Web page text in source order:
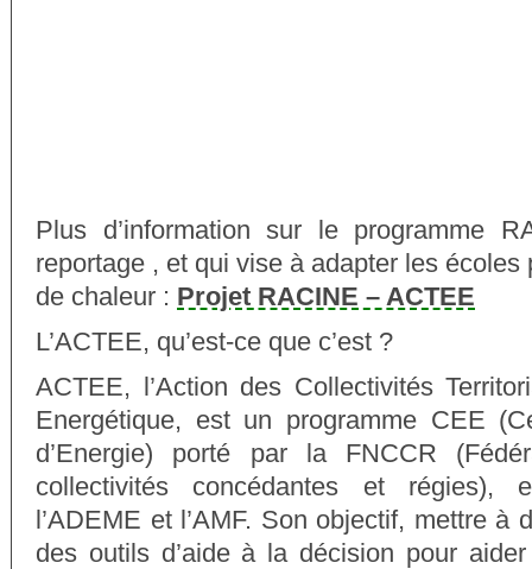
Plus d’information sur le programme
reportage , et qui vise à adapter les écoles
de chaleur : Projet RACINE – ACTEE
L’ACTEE, qu’est-ce que c’est ?
ACTEE, l’Action des Collectivités
Energétique, est un programme CEE
d’Energie) porté par la FNCCR
collectivités concédantes et régies),
l’ADEME et l’AMF. Son objectif, mettre à
des outils d’aide à la décision pour